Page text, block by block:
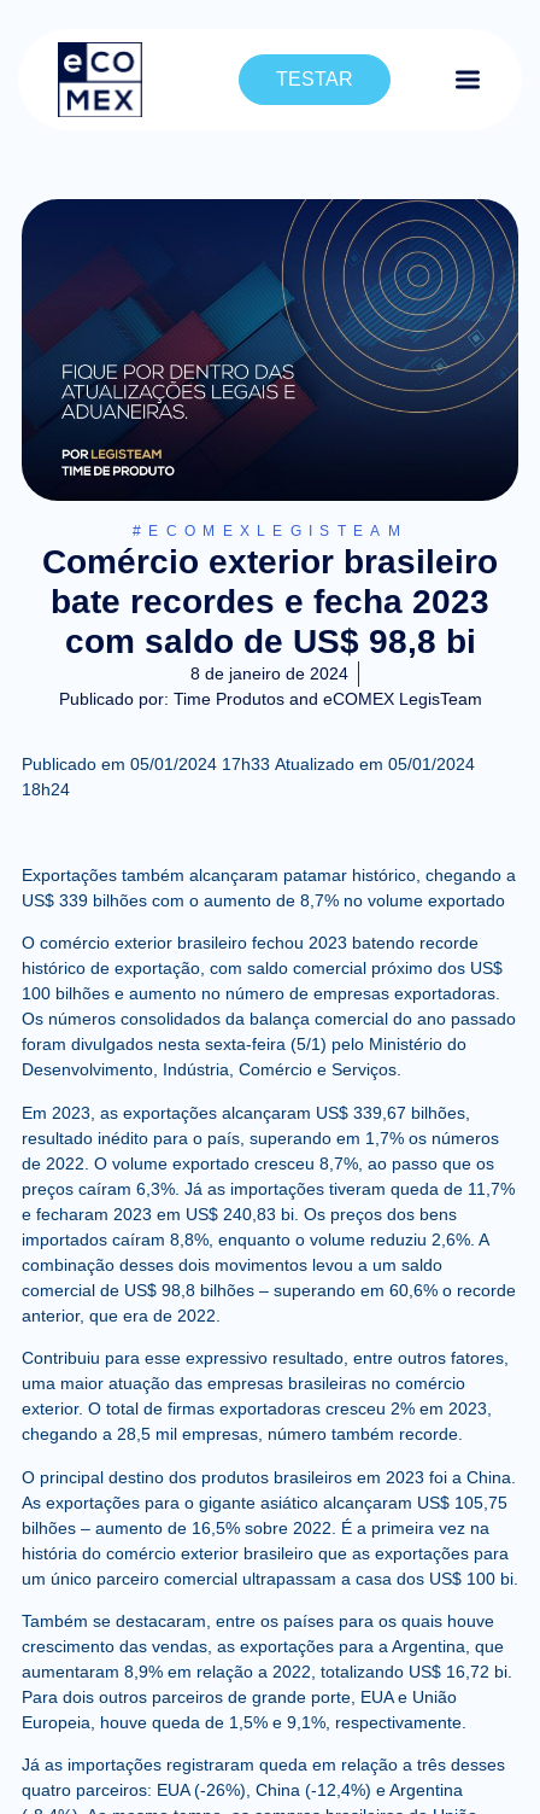
TESTAR
#ECOMEXLEGISTEAM
Comércio exterior brasileiro
bate recordes e fecha 2023
com saldo de US$ 98,8 bi
8 de janeiro de 2024
Publicado por: Time Produtos and eCOMEX LegisTeam
Publicado em 05/01/2024 17h33 Atualizado em 05/01/2024
18h24
Exportações também alcançaram patamar histórico, chegando a
US$ 339 bilhões com o aumento de 8,7% no volume exportado
O comércio exterior brasileiro fechou 2023 batendo recorde
histórico de exportação, com saldo comercial próximo dos US$
100 bilhões e aumento no número de empresas exportadoras.
Os números consolidados da balança comercial do ano passado
foram divulgados nesta sexta-feira (5/1) pelo Ministério do
Desenvolvimento, Indústria, Comércio e Serviços.
Em 2023, as exportações alcançaram US$ 339,67 bilhões,
resultado inédito para o país, superando em 1,7% os números
de 2022. O volume exportado cresceu 8,7%, ao passo que os
preços caíram 6,3%. Já as importações tiveram queda de 11,7%
e fecharam 2023 em US$ 240,83 bi. Os preços dos bens
importados caíram 8,8%, enquanto o volume reduziu 2,6%. A
combinação desses dois movimentos levou a um saldo
comercial de US$ 98,8 bilhões – superando em 60,6% o recorde
anterior, que era de 2022.
Contribuiu para esse expressivo resultado, entre outros fatores,
uma maior atuação das empresas brasileiras no comércio
exterior. O total de firmas exportadoras cresceu 2% em 2023,
chegando a 28,5 mil empresas, número também recorde.
O principal destino dos produtos brasileiros em 2023 foi a China.
As exportações para o gigante asiático alcançaram US$ 105,75
bilhões – aumento de 16,5% sobre 2022. É a primeira vez na
história do comércio exterior brasileiro que as exportações para
um único parceiro comercial ultrapassam a casa dos US$ 100 bi.
Também se destacaram, entre os países para os quais houve
crescimento das vendas, as exportações para a Argentina, que
aumentaram 8,9% em relação a 2022, totalizando US$ 16,72 bi.
Para dois outros parceiros de grande porte, EUA e União
Europeia, houve queda de 1,5% e 9,1%, respectivamente.
Já as importações registraram queda em relação a três desses
quatro parceiros: EUA (-26%), China (-12,4%) e Argentina